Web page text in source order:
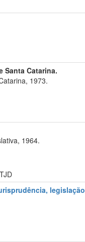
Santa Catarina.
1973.
1964.
TJD
legislação